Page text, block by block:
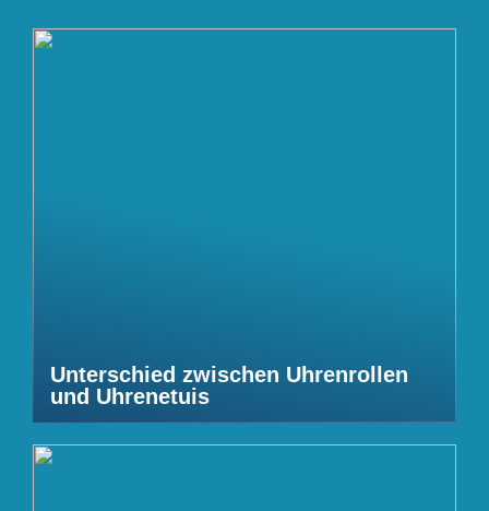
Unterschied zwischen Uhrenrollen
und Uhrenetuis